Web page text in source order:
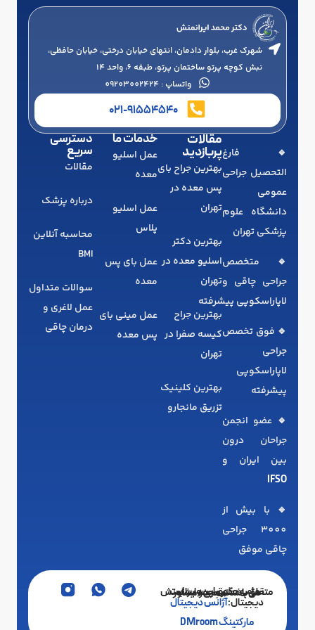
شهرک غرب، بلوار دادمان، انتهای خیابان درختی، خیابان حافظی،
نبش کوچه پرتو ساختمان پرتو، طبقه 6، واحد 14
واتساپ : 09203002424
021-91554540
🔹 فارغ‌
التحصیل جراحی
عمومی
دانشگاه علوم
پزشکی تهران
🔹 متخصص
جراحی چاقی و
لاپاراسکوپی پیشرفته
🔹 فوق تخصص
جراحی
لاپاراسکوپی
پیشرفته
🔹 عضو انجمن
جراحان درون
بین ایران و
IFSO
🔹 با بیش از
3000 جراحی
چاقی موفق
مقالات
پربازدید
بهترین جراح بای
پس معده در
تهران
بهترین دکتر
اسلیو معده در
تهران
بهترین جراح
کیسه صفرا در
تهران
بهترین کلینیک
تزریق مانجارو
خدمات ما
عمل اسلیو
معده
عمل اسلیو
پلاس
عمل بای پس
معده
عمل مینی بای
پس معده
دسترسی
سریع
مقالات
درباره پزشک
محاسبه آنلاین
BMI
سوالات متداول
عمل لاغری و
درمان چاقی
تمامی حقوق این وبسایت متعلق به دکتر محمد ایرانمنش می‌باشد. مجری و مشاور
دیجیتال:آژانس دیجیتال
مارکتینگ DMroom